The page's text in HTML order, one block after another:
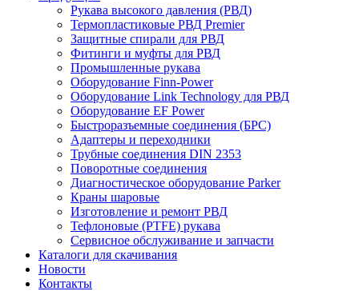
Рукава высокого давления (РВД)
Термопластиковые РВД Premier
Защитные спирали для РВД
Фитинги и муфты для РВД
Промышленные рукава
Оборудование Finn-Power
Оборудование Link Technology для РВД
Оборудование EF Power
Быстроразъемные соединения (БРС)
Адаптеры и переходники
Трубные соединения DIN 2353
Поворотные соединения
Диагностическое оборудование Parker
Краны шаровые
Изготовление и ремонт РВД
Тефлоновые (PTFE) рукава
Сервисное обслуживание и запчасти
Каталоги для скачивания
Новости
Контакты